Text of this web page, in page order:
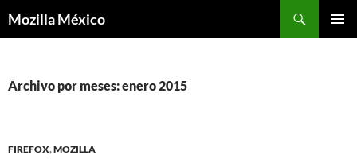
Mozilla México
Archivo por meses: enero 2015
FIREFOX,MOZILLA